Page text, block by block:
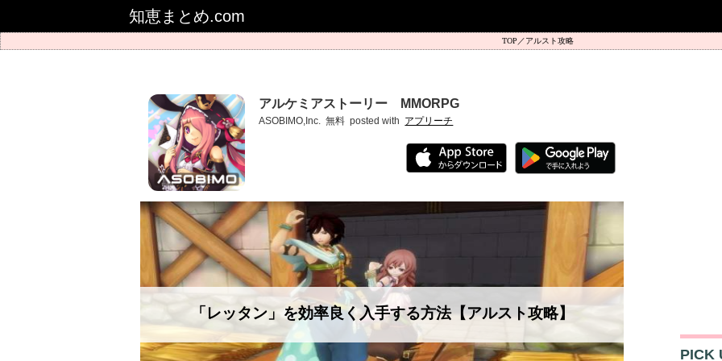
知恵まとめ.com
アルスト攻略
アルケミアストーリー MMORPG
ASOBIMO,Inc. 無料 posted with アプリーチ
「レッタン」を効率良く入手する方法【アルスト攻略】
PICK